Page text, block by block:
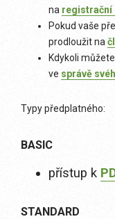
na registrační
Pokud vaše
prodloužit na
Kdykoli
ve správě
Typy předplatného:
BASIC
přístup k
STANDARD